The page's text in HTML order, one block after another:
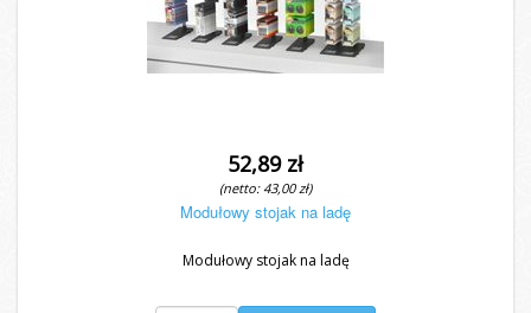
52,89 zł
(netto: 43,00 zł)
Modułowy stojak na ladę
Modułowy stojak na ladę